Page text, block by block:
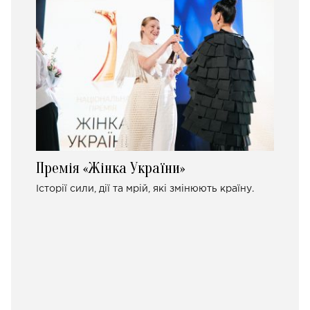
Премія «Жінка України»
Історії сили, дії та мрій, які змінюють країну.